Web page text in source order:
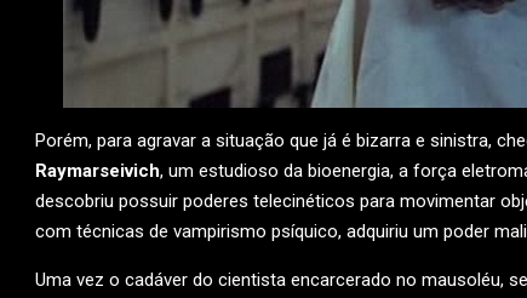
Porém, para agravar a situação que já é bizarra e sinistra,
Raymarseivich, um estudioso da bioenergia, a força
descobriu possuir poderes telecinéticos para movimentar
com técnicas de vampirismo psíquico, adquiriu um poder
Uma vez o cadáver do cientista encarcerado no mausoléu,